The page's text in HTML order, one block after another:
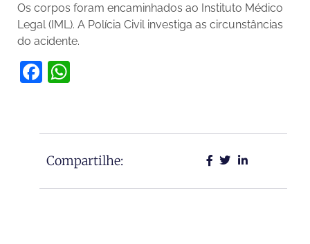
Os corpos foram encaminhados ao Instituto Médico
Legal (IML). A Polícia Civil investiga as circunstâncias
do acidente.
Facebook
Compartilhe: